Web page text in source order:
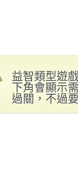
益智類型遊
下角會顯示
過關，不過